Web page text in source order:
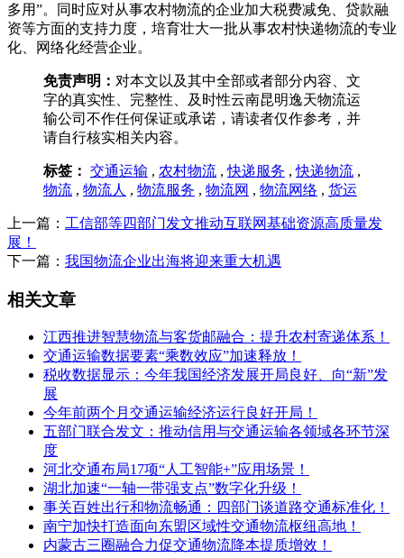
多用”。同时应对从事农村物流的企业加大税费减免、贷款融
资等方面的支持力度，培育壮大一批从事农村快递物流的专业
化、网络化经营企业。
免责声明： 对本文以及其中全部或者部分内容、文
字的真实性、完整性、及时性云南昆明逸天物流运
输公司不作任何保证或承诺，请读者仅作参考，并
请自行核实相关内容。
标签： 交通运输 , 农村物流 ,快递服务 ,快递物流 ,
物流 , 物流人 , 物流服务 , 物流网 , 物流网络 , 货运
上一篇： 工信部等四部门发文推动互联网基础资源高质量发
展！
下一篇： 我国物流企业出海将迎来重大机遇
相关文章
江西推进智慧物流与客货邮融合：提升农村寄递体系！
交通运输数据要素“乘数效应”加速释放！
税收数据显示：今年我国经济发展开局良好、向“新”发
展
今年前两个月交通运输经济运行良好开局！
五部门联合发文：推动信用与交通运输各领域各环节深
度
河北交通布局17项“人工智能+”应用场景！
湖北加速“一轴一带强支点”数字化升级！
事关百姓出行和物流畅通：四部门谈道路交通标准化！
南宁加快打造面向东盟区域性交通物流枢纽高地！
内蒙古三圈融合力促交通物流降本提质增效！